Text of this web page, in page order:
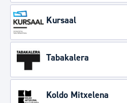
Kursaal
Tabakalera
Koldo Mitxelena